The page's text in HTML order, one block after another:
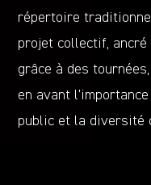
répertoire
projet collectif, ancré
grâce à des
en avant
public et la diversité